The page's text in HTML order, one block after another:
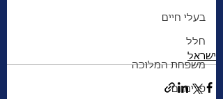
בעלי חיים
חלל
משפחת המלוכה
פרימיום
ישראל